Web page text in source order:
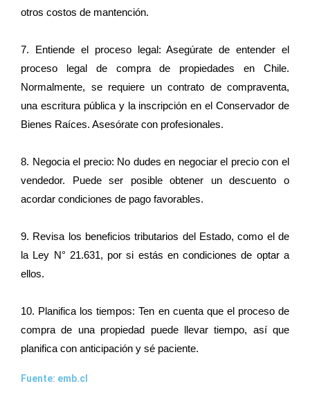
otros costos de mantención.
7. Entiende el proceso legal: Asegúrate de entender el
proceso legal de compra de propiedades en Chile.
Normalmente, se requiere un contrato de compraventa,
una escritura pública y la inscripción en el Conservador de
Bienes Raíces. Asesórate con profesionales.
8. Negocia el precio: No dudes en negociar el precio con el
vendedor. Puede ser posible obtener un descuento o
acordar condiciones de pago favorables.
9. Revisa los beneficios tributarios del Estado, como el de
la Ley N° 21.631, por si estás en condiciones de optar a
ellos.
10. Planifica los tiempos: Ten en cuenta que el proceso de
compra de una propiedad puede llevar tiempo, así que
planifica con anticipación y sé paciente.
Fuente: emb.cl